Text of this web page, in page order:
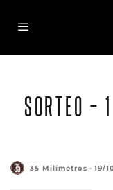
SORTEO –
35 Milímetros · 19/